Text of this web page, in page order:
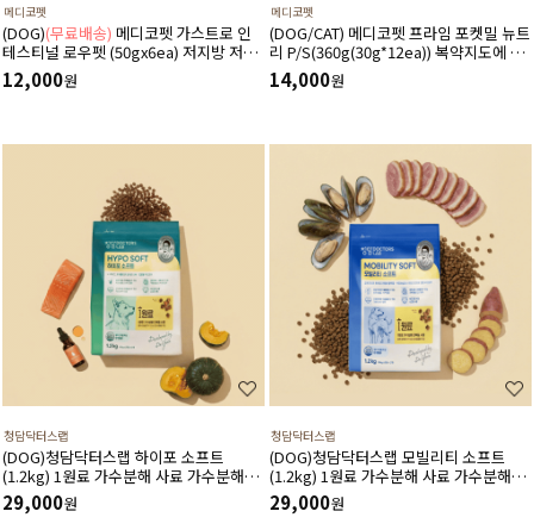
메디코펫
(DOG)(무료배송) 메디코펫 가스트로 인
테스티널 로우펫 (50gx6ea) 저지방 저단
백 췌장염 고지혈증에 도움 주는 처방 습
식 캔 보조식
12,000원
메디코펫
(DOG/CAT) 메디코펫 프라임 포켓밀 뉴트
리 P/S(360g(30g*12ea)) 복약지도에 도
움주는 가수분해 오리 처방캔
14,000원
청담닥터스랩
(DOG)청담닥터스랩 하이포 소프트
(1.2kg) 1원료 가수분해 사료 가수분해연
어 피부와 피모건강에 도움 장건강 긴장완
화 부드러운식감
29,000원
청담닥터스랩
(DOG)청담닥터스랩 모빌리티 소프트
(1.2kg) 1원료 가수분해 사료 가수분해오
리 관절건강 장건강 긴장완화 부드러운식
감
29,000원